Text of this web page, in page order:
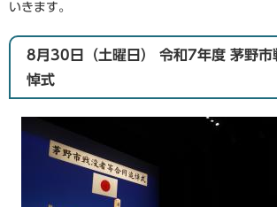
いきます。
8月30日（土曜日） 令和7年度 茅野市
悼式